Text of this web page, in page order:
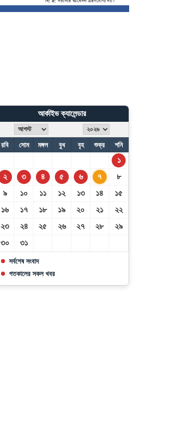
সিলেটে সড়ক দুর্ঘটনায় নিহতে
আর্কাইভ ক্যালেন্ডার
রবি সোম মঙ্গল বুধ বৃহ শুক্র শনি
১
২
৩ ৪ ৫ ৬ ৭
৮
৯
১০ ১১ ১২ ১৩ ১৪
১৫
১৬
১৭ ১৮ ১৯ ২০ ২১
২২
২৩
২৪ ২৫ ২৬ ২৭ ২৮
২৯
৩০
৩১
সর্বশেষ সংবাদ
গতকালের সকল খবর